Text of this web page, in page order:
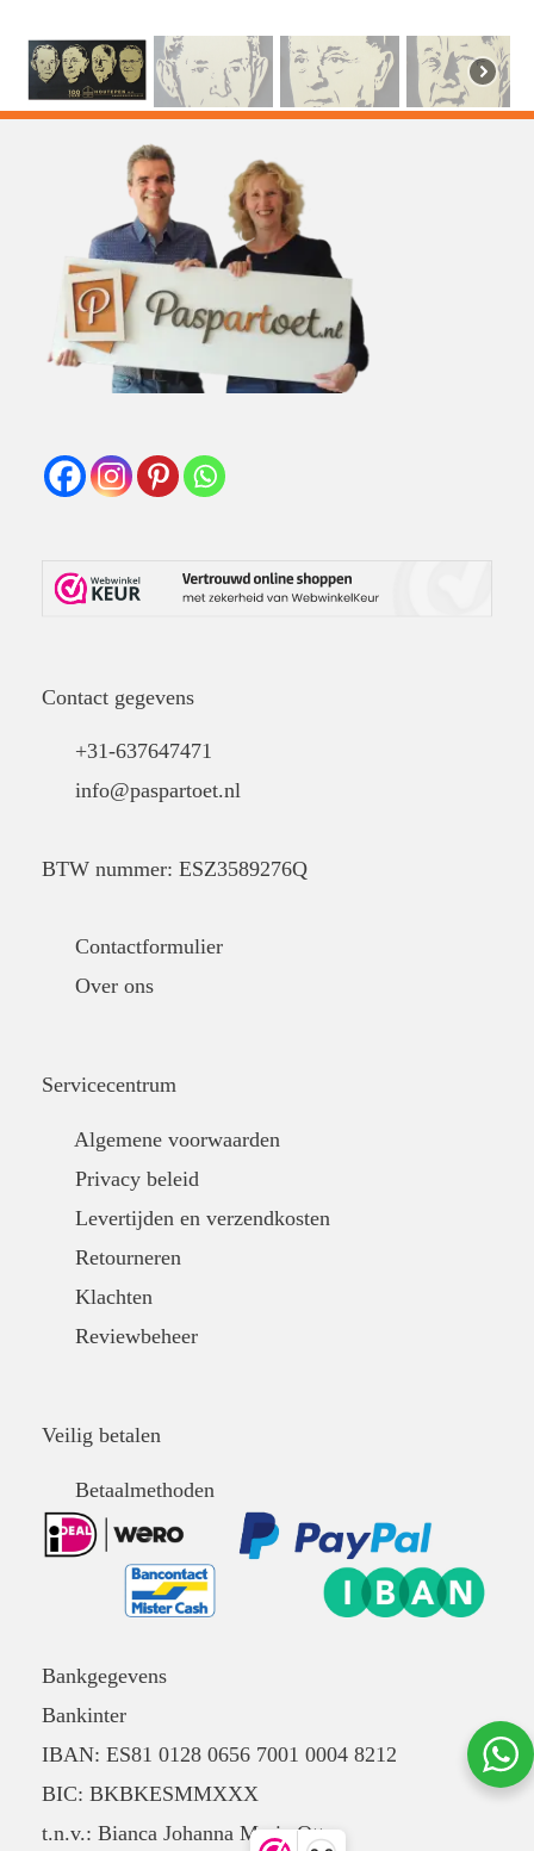
Contact gegevens
+31-637647471
info@paspartoet.nl
BTW nummer: ESZ3589276Q
Contactformulier
Over ons
Servicecentrum
Algemene voorwaarden
Privacy beleid
Levertijden en verzendkosten
Retourneren
Klachten
Reviewbeheer
Veilig betalen
Betaalmethoden
Bankgegevens
Bankinter
IBAN: ES81 0128 0656 7001 0004 8212
BIC: BKBKESMMXXX
t.n.v.: Bianca Johanna Maria Otten